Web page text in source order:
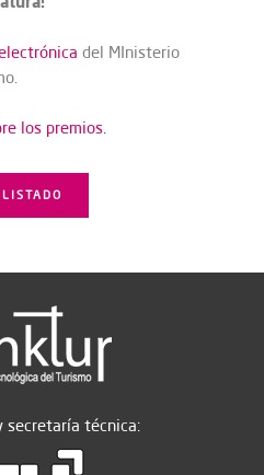
del MInisterio
los premios.
secretaría técnica: